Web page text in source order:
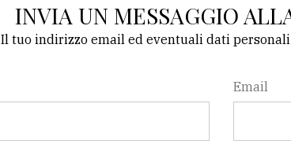
INVIA UN MESSAGGIO
Il tuo indirizzo email ed eventuali dati
Email